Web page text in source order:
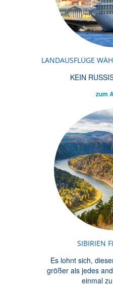
LANDAUSFLÜGE
KEIN
zum
SIBIRIEN
Es lohnt sich,
größer als jedes
einmal